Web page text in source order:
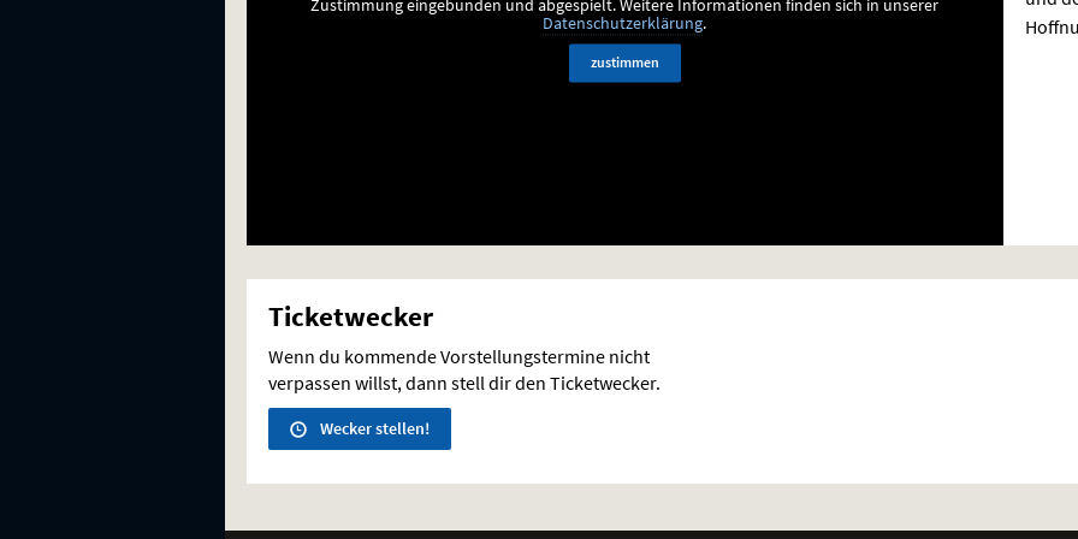
Zustimmung eingebunden und abgespielt.Weitere Informationen finden sich in unserer
Datenschutzerklärung.
zustimmen
Ticketwecker
Wenn du kommende Vorstellungstermine nicht
verpassen willst, dann stell dir den Ticketwecker.
Wecker stellen!